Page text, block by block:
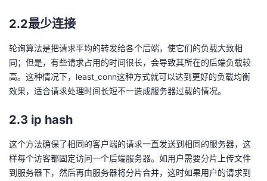
藏
2.2最少连接
轮询算法是把请求平均的转发给各个后端，使它们的负载大致相
同；但是，有些请求占用的时间很长，会导致其所在的后端负载较
高。这种情况下，least_conn这种方式就可以达到更好的负载均衡
效果，适合请求处理时间长短不一造成服务器过载的情况。
2.3 ip hash
这个方法确保了相同的客户端的请求一直发送到相同的服务器，这
样每个访客都固定访问一个后端服务器。如用户需要分片上传文件
到服务器下，然后再由服务器将分片合并，这时如果用户的请求到